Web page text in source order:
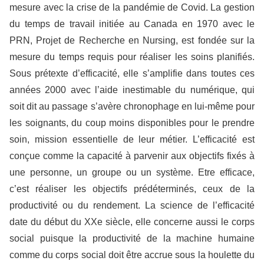
mesure avec la crise de la pandémie de Covid. La gestion
du temps de travail initiée au Canada en 1970 avec le
PRN, Projet de Recherche en Nursing, est fondée sur la
mesure du temps requis pour réaliser les soins planifiés.
Sous prétexte d’efficacité, elle s’amplifie dans toutes ces
années 2000 avec l’aide inestimable du numérique, qui
soit dit au passage s’avère chronophage en lui-même pour
les soignants, du coup moins disponibles pour le prendre
soin, mission essentielle de leur métier. L’efficacité est
conçue comme la capacité à parvenir aux objectifs fixés à
une personne, un groupe ou un système. Etre efficace,
c’est réaliser les objectifs prédéterminés, ceux de la
productivité ou du rendement. La science de l’efficacité
date du début du XXe siècle, elle concerne aussi le corps
social puisque la productivité de la machine humaine
comme du corps social doit être accrue sous la houlette du